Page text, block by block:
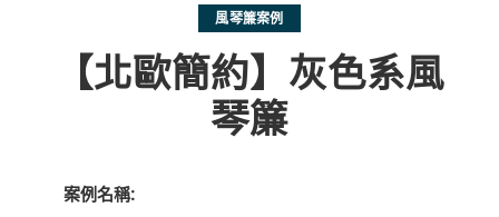
風琴簾案例
【北歐簡約】灰色系風
琴簾
案例名稱: